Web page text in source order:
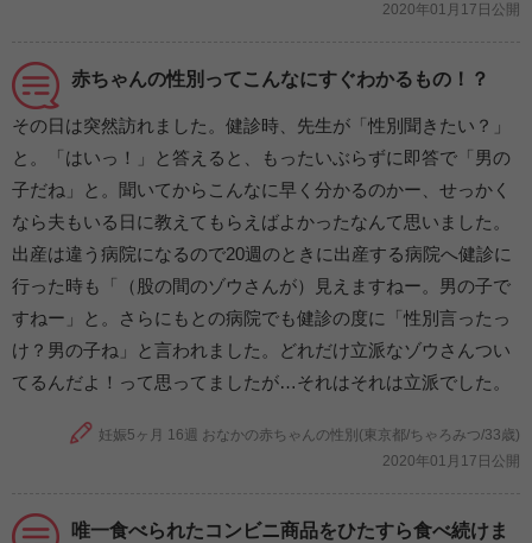
2020年01月17日公開
赤ちゃんの性別ってこんなにすぐわかるもの！？
その日は突然訪れました。健診時、先生が「性別聞きたい？」
と。「はいっ！」と答えると、もったいぶらずに即答で「男の
子だね」と。聞いてからこんなに早く分かるのかー、せっかく
なら夫もいる日に教えてもらえばよかったなんて思いました。
出産は違う病院になるので20週のときに出産する病院へ健診に
行った時も「（股の間のゾウさんが）見えますねー。男の子で
すねー」と。さらにもとの病院でも健診の度に「性別言ったっ
け？男の子ね」と言われました。どれだけ立派なゾウさんつい
てるんだよ！って思ってましたが…それはそれは立派でした。
妊娠5ヶ月 16週 おなかの赤ちゃんの性別(東京都/ちゃろみつ/33歳)
2020年01月17日公開
唯一食べられたコンビニ商品をひたすら食べ続けま